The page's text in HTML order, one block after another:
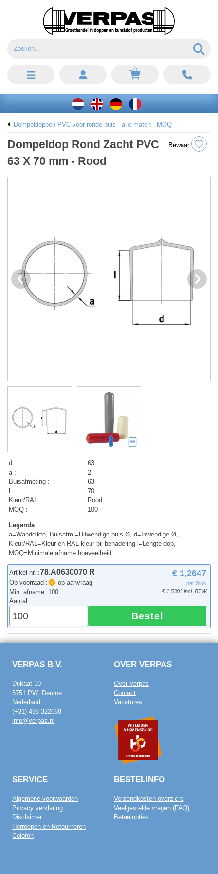
0
Dompeldoppen PVC voor ronde buis - alle maten - MOQ
Dompeldop Rond Zacht PVC
63 X 70 mm - Rood
Bewaar
d :
63
a :
2
Buisafmeting :
63
l :
70
Kleur/RAL :
Rood
MOQ :
100
Legenda
a=Wanddikte, Buisafm.=Uitwendige buis-Ø, d=Inwendige-Ø,
Kleur/RAL=Kleur en RAL kleur bij benadering l=Lengte dop,
MOQ=Minimale afname hoeveelheid
Artikel-nr. :78.A0630070 R
Op voorraad :
op aanvraag
Min. afname :100
€ 1,2647
per Stuk
€ 1,5303 incl. BTW
Aantal
Bestel
VERPAS B.V.
Dukaat 10
5751 PW Deurne
Nederland
(+31) 493 322068
info@verpas.nl
OVER VERPAS
Over Verpas
Contact
Vacatures
SERVICE
Algemene voorwaarden
Privacy verklaring
Disclaimer
Herroepen en Retourneren
Colofon
BESTELINFO
Verzendkosten overzicht
Veelgestelde vragen (FAQ)
Betaalopties